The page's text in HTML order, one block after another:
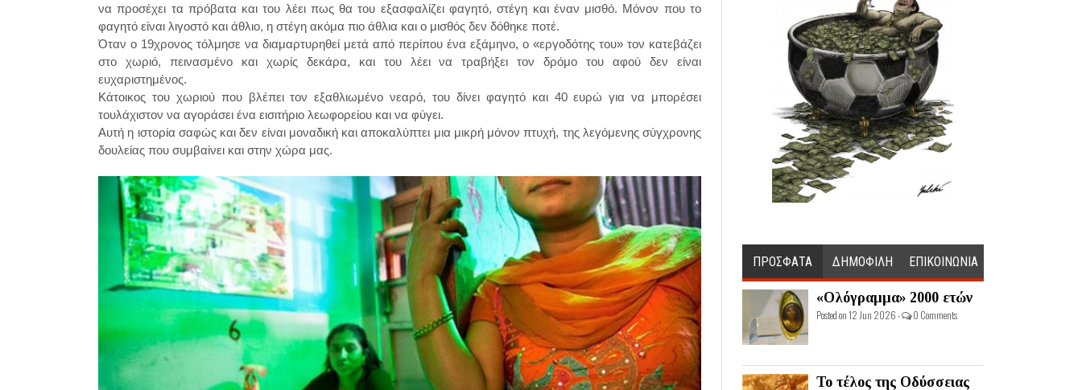
να προσέχει τα πρόβατα και του λέει πως θα του εξασφαλίζει φαγητό, στέγη και έναν μισθό. Μόνον που το
φαγητό είναι λιγοστό και άθλιο, η στέγη ακόμα πιο άθλια και ο μισθός δεν δόθηκε ποτέ.
Όταν ο 19χρονος τόλμησε να διαμαρτυρηθεί μετά από περίπου ένα εξάμηνο, ο «εργοδότης του» τον κατεβάζει
στο χωριό, πεινασμένο και χωρίς δεκάρα, και του λέει να τραβήξει τον δρόμο του αφού δεν είναι
ευχαριστημένος.
Κάτοικος του χωριού που βλέπει τον εξαθλιωμένο νεαρό, του δίνει φαγητό και 40 ευρώ για να μπορέσει
τουλάχιστον να αγοράσει ένα εισιτήριο λεωφορείου και να φύγει.
Αυτή η ιστορία σαφώς και δεν είναι μοναδική και αποκαλύπτει μια μικρή μόνον πτυχή, της λεγόμενης σύγχρονης
δουλείας που συμβαίνει και στην χώρα μας.
ΠΡΟΣΦΑΤΑ ΔΗΜΟΦΙΛΗ ΕΠΙΚΟΙΝΩΝΙΑ
«Ολόγραμμα» 2000 ετών
Posted on 12 Jun 2026 - 0 Comments
Το τέλος της Οδύσσειας